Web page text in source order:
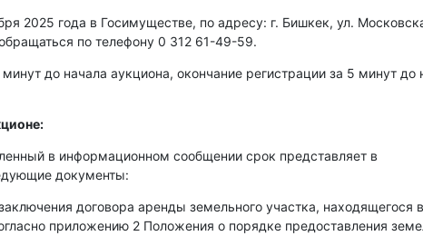
2025 года в Госимуществе, по адресу: г. Бишкек, ул.
по телефону 0 312 61-49-59.
до начала аукциона, окончание регистрации за 5 минут до
в информационном сообщении срок представляет в
документы:
договора аренды земельного участка, находящегося в
приложению 2 Положения о порядке предоставления